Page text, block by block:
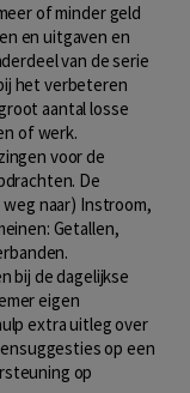
of minder geld
en uitgaven en
van de serie
het verbeteren
aantal losse
of werk.
voor de
De
naar) Instroom,
Getallen,
bij de dagelijkse
eigen
extra uitleg over
op een
op